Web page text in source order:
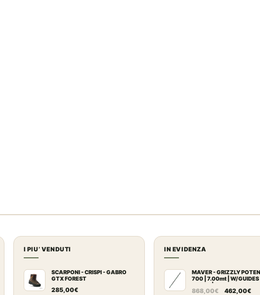
I PIU’ VENDUTI
SCARPONI - CRISPI - GABRO
GTX FOREST
285,00€
IN EVIDENZA
MAVER - GRIZZLY
700 | 7.00mt | W/GUIDES
BLOCK | Canna Trota
868,00€
Il
462,00€Il